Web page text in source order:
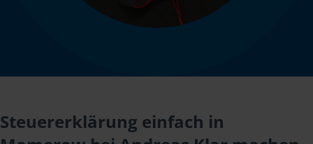
Steuererklärung einfach in